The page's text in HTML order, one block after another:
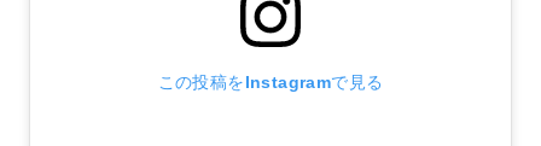
この投稿をInstagramで見る